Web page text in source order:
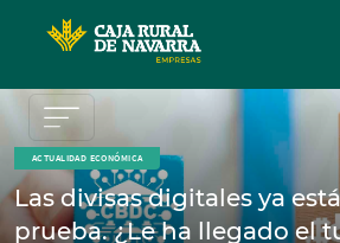
ACTUALIDAD ECONÓMICA
Las divisas digitales ya
prueba. ¿Le ha llegado el